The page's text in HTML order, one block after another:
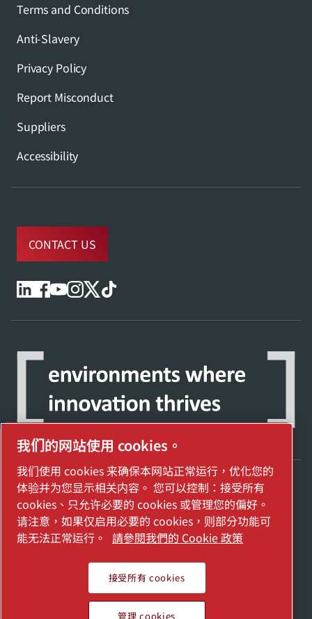
Terms and Conditions
Anti-Slavery
Privacy Policy
Report Misconduct
Suppliers
Accessibility
CONTACT US
探索阿特拉斯·科普柯集团如何利用科技变革
未来。
访问Atlas Copco Group网站
Atlas Copco Group的一部分
管理 cookies
© 2026 Copyright. All rights reserved.
我们的网站使用 cookies。
我们使用 cookies 来确保本网站正常运行，优化您的
体验并为您显示相关内容。 您可以控制：接受所有
cookies、只允许必要的 cookies 或管理您的偏好。
请注意，如果仅启用必要的 cookies，则部分功能可
能无法正常运行。 請參閱我們的 Cookie 政策
接受所有 cookies
管理 cookies